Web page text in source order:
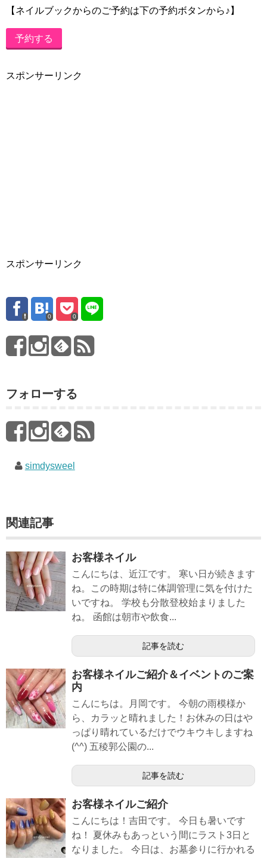
【ネイルブックからのご予約は下の予約ボタンから♪】
予約する
スポンサーリンク
スポンサーリンク
0 0
フォローする
simdysweel
関連記事
お客様ネイル
こんにちは、近江です。 寒い日が続きます
ね。この時期は特に体調管理に気を付けた
いですね。 学校も分散登校始まりました
ね。 函館は朝市や飲食...
記事を読む
お客様ネイルご紹介＆イベントのご案
内
こんにちは。月岡です。 今朝の雨模様か
ら、カラッと晴れました！お休みの日はや
っぱり晴れているだけでウキウキしますね
(^^) 五稜郭公園の...
記事を読む
お客様ネイルご紹介
こんにちは！吉田です。 今日も暑いです
ね！ 夏休みもあっという間にラスト3日と
なりました。 今日は、お墓参りに行かれる